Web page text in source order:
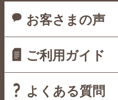
お客さまの声
ご利用ガイド
よくある質問